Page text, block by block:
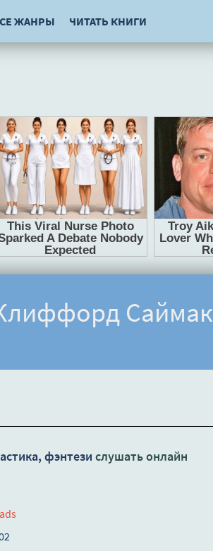
ЖАНРЫ ЧИТАТЬ КНИГИ
Саймак
фэнтези слушать онлайн